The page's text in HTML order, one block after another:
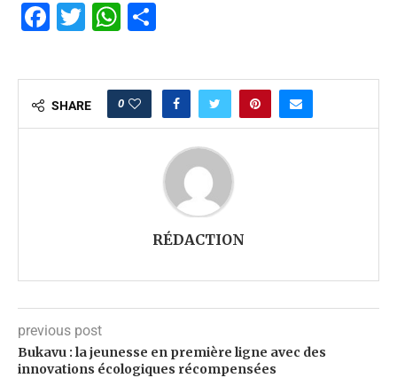
Facebook
TwitterWhatsApp
SHARE 0
RÉDACTION
previous post
Bukavu : la jeunesse en première ligne avec des
innovations écologiques récompensées